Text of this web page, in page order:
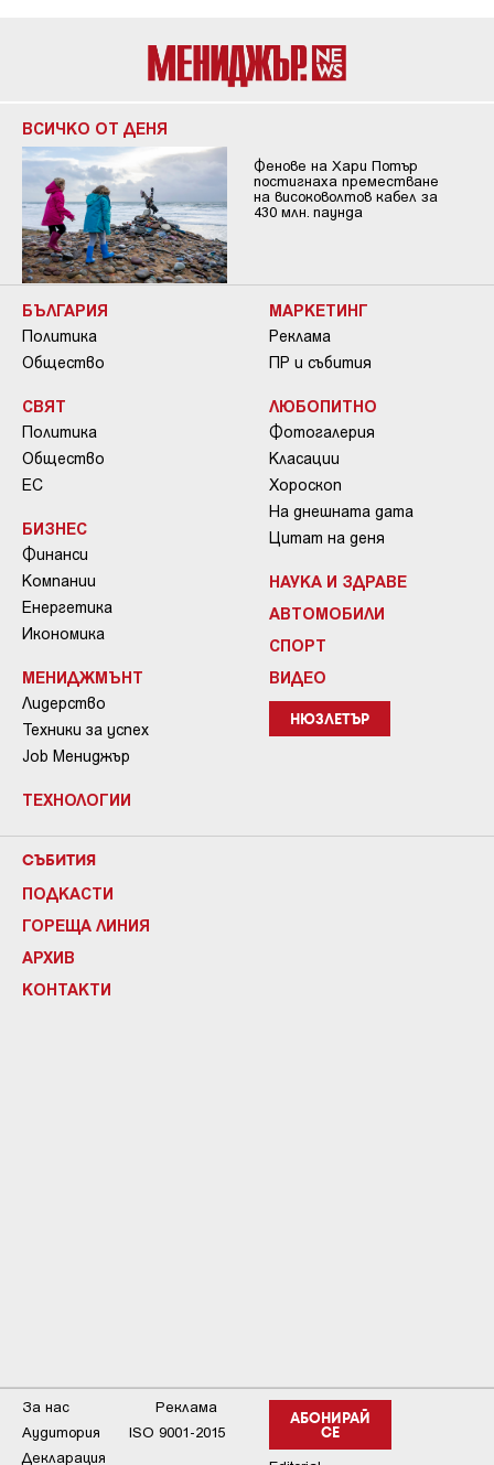
ВСИЧКО ОТ ДЕНЯ
Фенове на Хари Потър
постигнаха преместване
на високоволтов кабел за
430 млн. паунда
БЪЛГАРИЯ
Политика
Общество
СВЯТ
Политика
Общество
ЕС
БИЗНЕС
Финанси
Компании
Енергетика
Икономика
МЕНИДЖМЪНТ
Лидерство
Техники за успех
Job Мениджър
ТЕХНОЛОГИИ
МАРКЕТИНГ
Реклама
ПР и събития
ЛЮБОПИТНО
Фотогалерия
Класации
Хороскоп
На днешната дата
Цитат на деня
НАУКА И ЗДРАВЕ
АВТОМОБИЛИ
СПОРТ
ВИДЕО
НЮЗЛЕТЪР
СЪБИТИЯ
ПОДКАСТИ
ГОРЕЩА ЛИНИЯ
АРХИВ
КОНТАКТИ
АБОНИРАЙ
СЕ
За нас
Реклама
Аудитория
ISO 9001-2015
Декларация